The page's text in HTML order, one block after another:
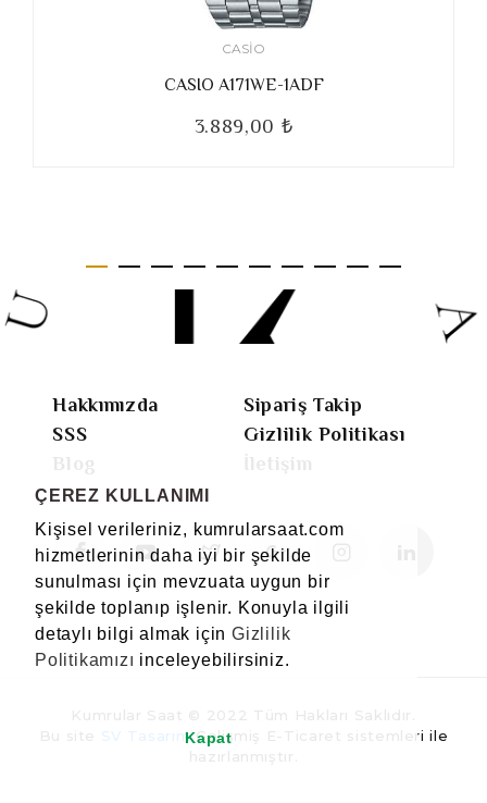
ÇEREZ KULLANIMI
Kişisel verileriniz, kumrularsaat.com
hizmetlerinin daha iyi bir şekilde
sunulması için mevzuata uygun bir
şekilde toplanıp işlenir. Konuyla ilgili
detaylı bilgi almak içinGizlilik
Politikamızı inceleyebilirsiniz.
Kapat
CASIO
CASIO A171WE-1ADF
3.889,00 ₺
Hakkımızda
Sipariş Takip
SSS
Gizlilik Politikası
SV TasarımGelişmiş E-Ticaret sistemleri ile